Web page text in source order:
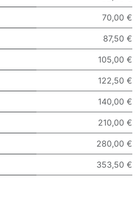
70,00 €
87,50 €
105,00 €
122,50 €
140,00 €
210,00 €
280,00 €
353,50 €